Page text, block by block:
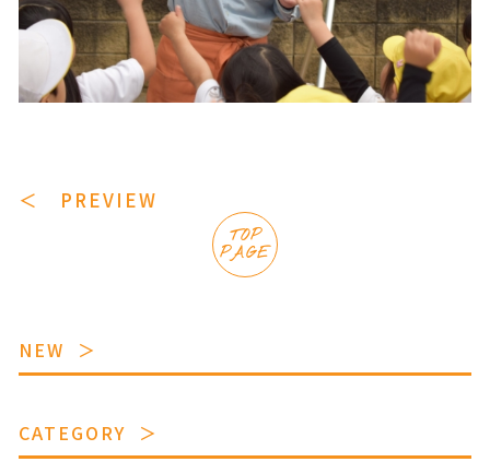
＜ PREVIEW
TOP
PAGE
NEW
CATEGORY